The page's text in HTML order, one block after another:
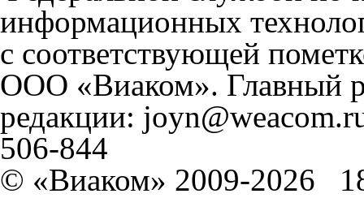
информационных
с соответствующей
ООО «Виаком». Главный
редакции:
506-844
© «Виаком» 2009-2026